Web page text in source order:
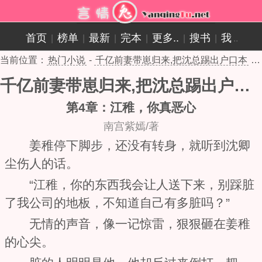
首页 榜单 最新 完本 更多.. 搜书 我 ..
当前位置： 热门小说 - 千亿前妻带崽归来,把沈总踢出户口本
千亿前妻带崽归来,把沈总踢出户口本
第4章：江稚，你真恶心
南宫紫嫣/著
姜稚停下脚步，还没有转身，就听到沈卿
尘伤人的话。
“江稚，你的东西我会让人送下来，别踩脏
了我公司的地板，不知道自己有多脏吗？”
无情的声音，像一记惊雷，狠狠砸在姜稚
的心尖。